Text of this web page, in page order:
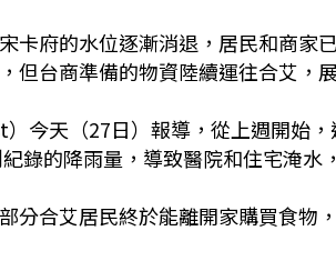
卡府的水位逐漸消退，居民和商家
但台商準備的物資陸續運往合艾，
今天（27日）報導，從上週開始
錄的降雨量，導致醫院和住宅淹水
分合艾居民終於能離開家購買食物